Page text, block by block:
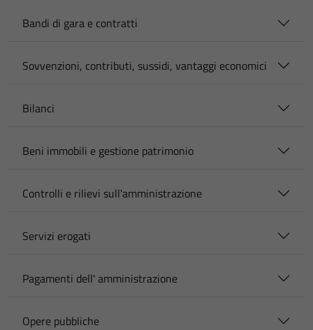
Bandi di gara e contratti
Sovvenzioni, contributi, sussidi, vantaggi economici
Bilanci
Beni immobili e gestione patrimonio
Controlli e rilievi sull'amministrazione
Servizi erogati
Pagamenti dell' amministrazione
Opere pubbliche